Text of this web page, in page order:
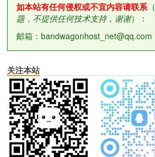
如本站有任何侵权或不宜内容请联系（
题，不提供任何技术支持，谢谢）：
邮箱：bandwagonhost_net@qq.com
关注本站